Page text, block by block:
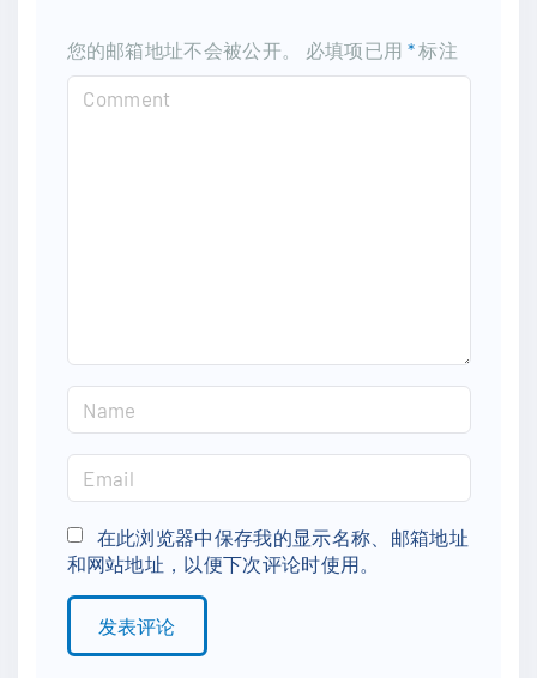
您的邮箱地址不会被公开。 必填项已用 *标注
a
e
*
m
a
i
l
在此浏览器中保存我的显示名称、邮箱地址
和网站地址，以便下次评论时使用。